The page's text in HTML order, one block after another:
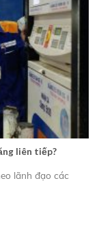
liên tiếp?
lãnh đạo các